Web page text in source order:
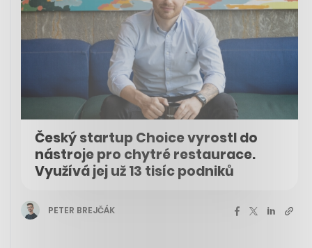
Český startup Choice vyrostl do
nástroje pro chytré restaurace.
Využívá jej už 13 tisíc podniků
PETER BREJČÁK